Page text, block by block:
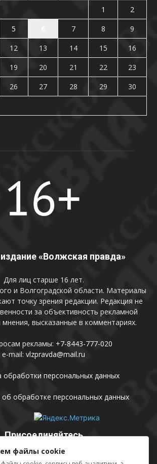
1
2
5 7 8
9
12 13 14 15
16
19 20 21 22
23
26 27 28 29
30
«Волжская правда»
Для лиц старше 16 лет.
и Волгоградской области. Материалы
точку зрения редакции. Редакция не
за объективность рекламной
высказанные в комментариях.
рекламы: +7-8443-777-020
e-mail: vlzpravda@mail.ru
обработки персональных данных
обработке персональных данных
Присоединяйтесь
файлы cookie